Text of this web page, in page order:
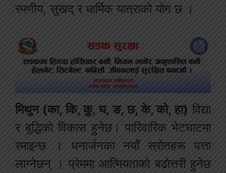
रमणीय, सुखद् र धार्मिक यात्राको योग छ ।
मिथुन (का, कि, कु, घ, ङ, छ, के, को, हा) विद्या
र बुद्धिको विकास हुनेछ। पारिवारिक भेटघाटमा
रमाइन्छ । धनार्जनका नयाँ स्रोतहरू पत्ता
लाग्नेछन् । प्रेममा आत्मियताको बढोत्तरी हुनेछ